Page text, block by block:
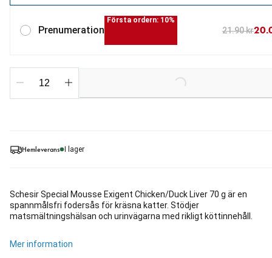
Hemleverans I lager
Schesir Special Mousse Exigent Chicken/Duck Liver 70 g är en
spannmålsfri fodersås för kräsna katter. Stödjer
matsmältningshälsan och urinvägarna med rikligt köttinnehåll.
Mer information
Prenumeration
Första ordern: 10%
21.90 kr
Loading...